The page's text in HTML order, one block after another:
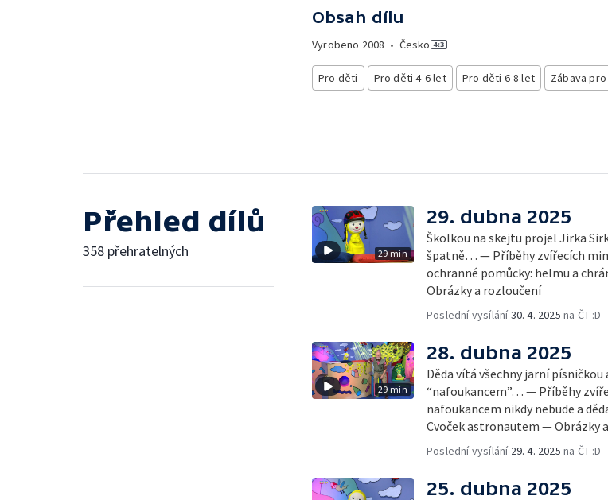
Obsah dílu
Vyrobeno 2008 • Česko
Pro děti Pro děti 4-6 let Pro děti 6-8 let Zábava
Přehled dílů
358 přehratelných 29 min
29. dubna 2025
Školkou na skejtu projel Jirka
špatně… — Příběhy zvířecích
ochranné pomůcky: helmu a
Obrázky a rozloučení
Poslední vysílání30. 4. 2025 na ČT :D
29 min
28. dubna 2025
Děda vítá všechny jarní
“nafoukancem”… — Příběhy
nafoukancem nikdy nebude a
Cvoček astronautem — Obrázky
Poslední vysílání 29. 4. 2025 na ČT :D
25. dubna 2025